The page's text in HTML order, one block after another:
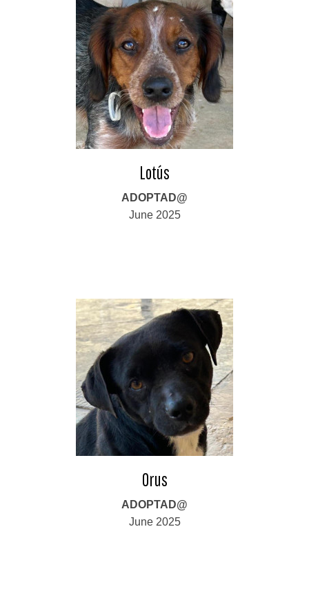
Lotús
ADOPTAD@
June 2025
Orus
ADOPTAD@
June 2025